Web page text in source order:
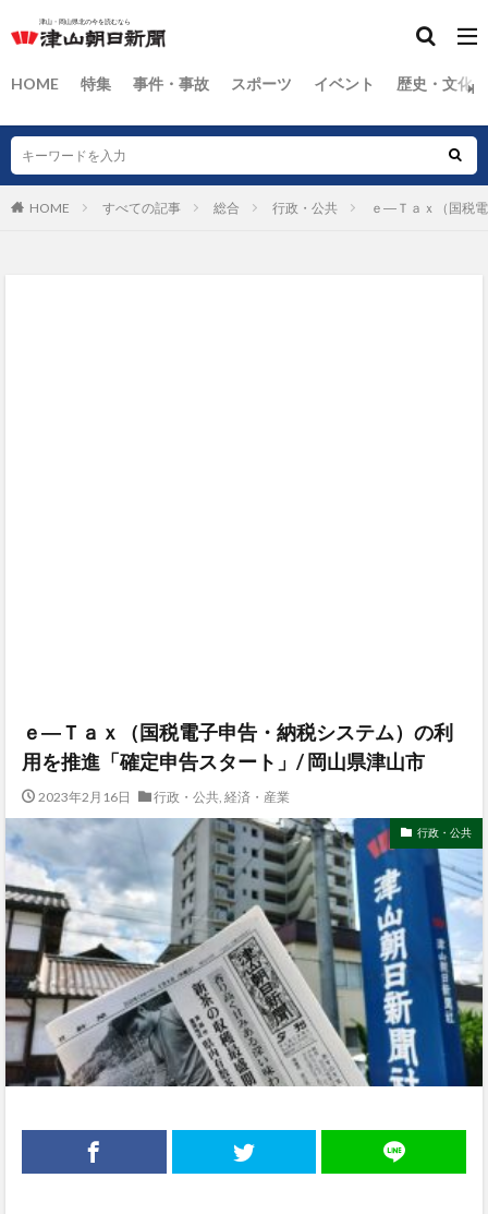
HOME 特集 事件・事故 スポーツ イベント 歴史・文化
HOME すべての記事 総合 行政・公共 ｅ―Ｔａｘ（国税
ｅ―Ｔａｘ（国税電子申告・納税システム）の利
用を推進「確定申告スタート」/ 岡山県津山市
2023年2月16日 行政・公共 経済・産業
行政・公共